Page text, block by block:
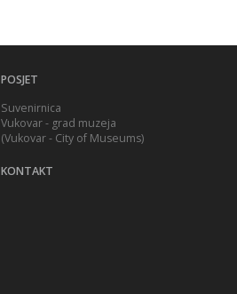
POSJET
Suvenirnica
Vukovar - grad muzeja
(Vukovar - City of Museums)
KONTAKT